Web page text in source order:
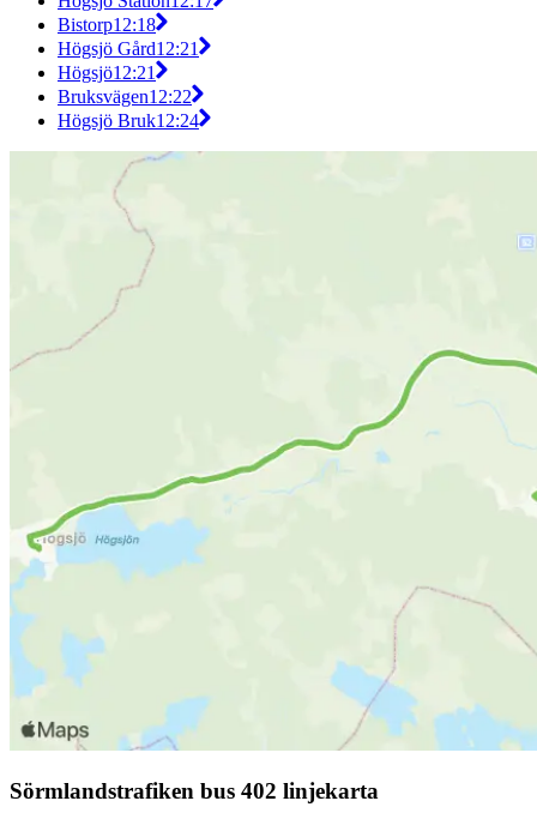
Bistorp12:18
Högsjö Gård12:21
Högsjö12:21
Bruksvägen12:22
Högsjö Bruk12:24
Sörmlandstrafiken bus 402 linjekarta